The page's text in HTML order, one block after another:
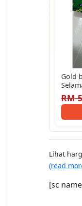
Gold
RM
Lihat
(read
[sc